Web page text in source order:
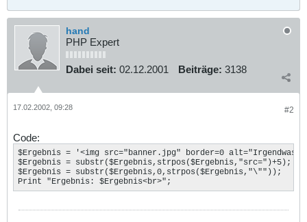
hand
PHP Expert
Dabei seit: 02.12.2001 Beiträge: 3138
#2
17.02.2002, 09:28
Code:
$Ergebnis = '<img src="banner.jpg" border=0
$Ergebnis = substr($Ergebnis,strpos($Ergebnis,"src=")+5);
$Ergebnis = substr($Ergebnis,0,strpos($Ergebnis,"\""));
Print "Ergebnis: $Ergebnis<br>";